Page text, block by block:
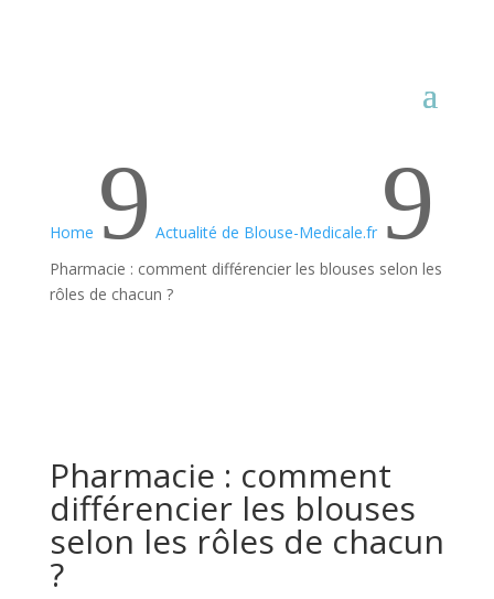
Home 9 Actualité de Blouse-Medicale.fr 9
Pharmacie : comment différencier les blouses selon les
rôles de chacun ?
Pharmacie : comment
différencier les blouses
selon les rôles de chacun
?